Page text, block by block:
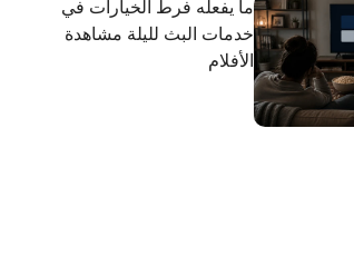
ما يفعله فرط الخيارات في
خدمات البث لليلة مشاهدة
الأفلام